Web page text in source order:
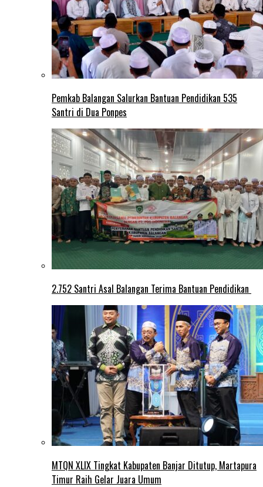
Pemkab Balangan Salurkan Bantuan Pendidikan 535
Santri di Dua Ponpes
2.752 Santri Asal Balangan Terima Bantuan Pendidikan
MTQN XLIX Tingkat Kabupaten Banjar Ditutup, Martapura
Timur Raih Gelar Juara Umum